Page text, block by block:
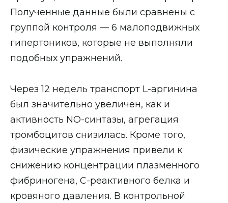
Полученные данные были сравнены с
группой контроля — 6 малоподвижных
гипертоников, которые не выполняли
подобных упражнений.
Через 12 недель транспорт L-аргинина
был значительно увеличен, как и
активность NO-синтазы, агрегация
тромбоцитов снизилась. Кроме того,
физические упражнения привели к
снижению концентрации плазменного
фибриногена, С-реактивного белка и
кровяного давления. В контрольной